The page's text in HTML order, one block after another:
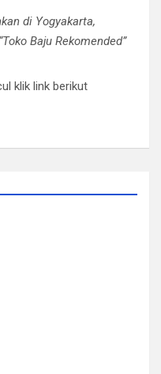
di Yogyakarta,
Baju Rekomended”
klik link berikut